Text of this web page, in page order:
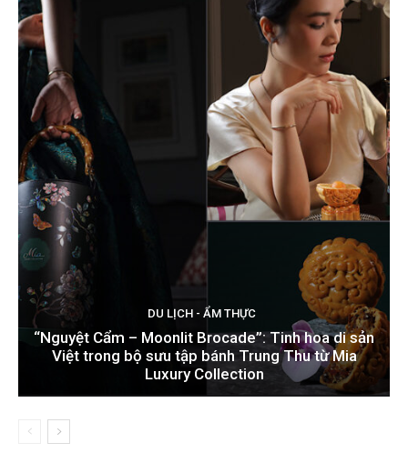
DU LỊCH - ẨM THỰC
“Nguyệt Cẩm – Moonlit Brocade”: Tinh hoa di sản
Việt trong bộ sưu tập bánh Trung Thu từ Mia
Luxury Collection